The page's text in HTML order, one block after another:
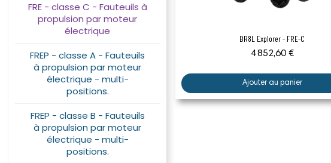
FRE - classe C - Fauteuils à
propulsion par moteur
électrique
FREP - classe A - Fauteuils
à propulsion par moteur
électrique - multi-
positions.
FREP - classe B - Fauteuils
à propulsion par moteur
électrique - multi-
positions.
Aperçu rapide
BR8L Explorer - FRE-C
4 852,60 €
Ajouter au panier